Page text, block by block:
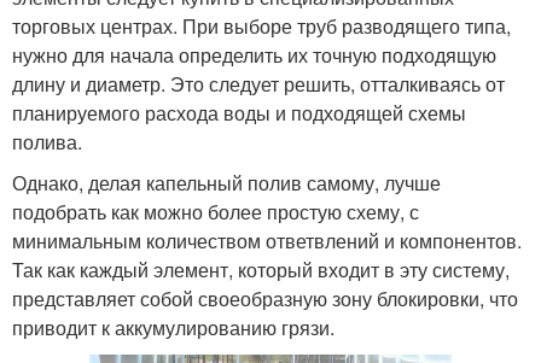
торговых центрах. При выборе труб разводящего типа,
нужно для начала определить их точную подходящую
длину и диаметр. Это следует решить, отталкиваясь от
планируемого расхода воды и подходящей схемы
полива.
Однако, делая капельный полив самому, лучше
подобрать как можно более простую схему, с
минимальным количеством ответвлений и компонентов.
Так как каждый элемент, который входит в эту систему,
представляет собой своеобразную зону блокировки, что
приводит к аккумулированию грязи.